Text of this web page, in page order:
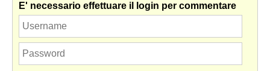
E' necessario effettuare il login per commentare